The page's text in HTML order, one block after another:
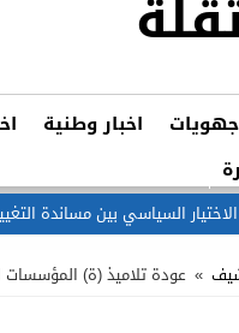
جهويات اخبار وطنية
» عودة تلاميذ (ة) المؤسسات